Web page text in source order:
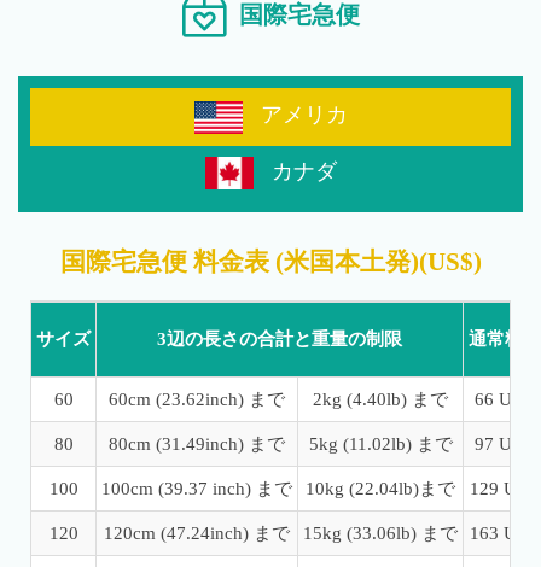
国際宅急便
アメリカ
カナダ
国際宅急便 料金表 (米国本土発)(US$)
サイズ 3辺の長さの合計と重量の制限 通常料金
60 60cm (23.62inch) まで 2kg (4.40lb) まで 66 USD
80 80cm (31.49inch) まで 5kg (11.02lb) まで 97 USD
100 100cm (39.37 inch) まで 10kg (22.04lb)まで 129 USD
120 120cm (47.24inch) まで 15kg (33.06lb) まで 163 USD